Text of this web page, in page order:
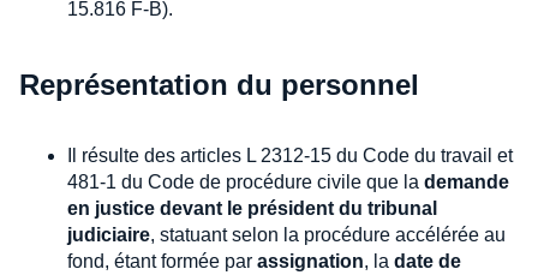
15.816 F-B).
Représentation du personnel
Il résulte des articles L 2312-15 du Code du travail et
481-1 du Code de procédure civile que la demande
en justice devant le président du tribunal
judiciaire, statuant selon la procédure accélérée au
fond, étant formée par assignation, la date de